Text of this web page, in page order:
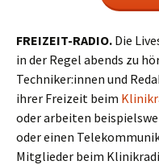
FREIZEIT-RADIO. Die
in der Regel abends zu
Techniker:innen und
ihrer Freizeit beim
oder arbeiten
oder einen
Mitglieder beim